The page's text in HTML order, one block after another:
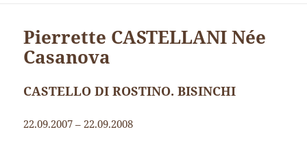
Pierrette CASTELLANI Née
Casanova
CASTELLO DI ROSTINO. BISINCHI
22.09.2007 – 22.09.2008